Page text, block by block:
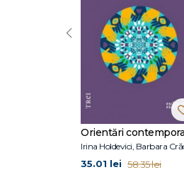
35.01 lei 58.35 lei
‹